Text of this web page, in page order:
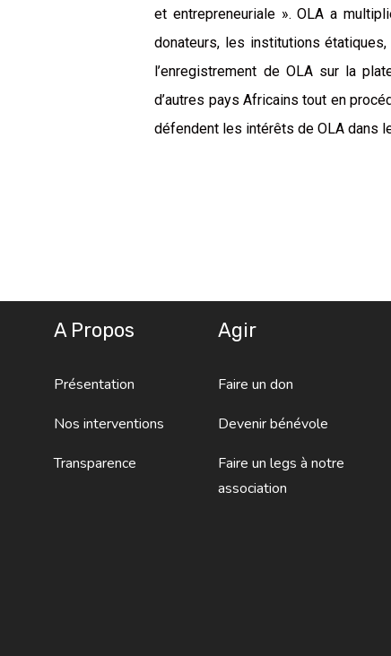
et entrepreneuriale ». OLA a
donateurs, les institutions
l’enregistrement de OLA sur la
d’autres pays Africains tout en
défendent les intérêts de OLA dans
A Propos
Présentation
Nos interventions
Transparence
Agir
Faire un don
Devenir bénévole
Faire un legs à notre
association